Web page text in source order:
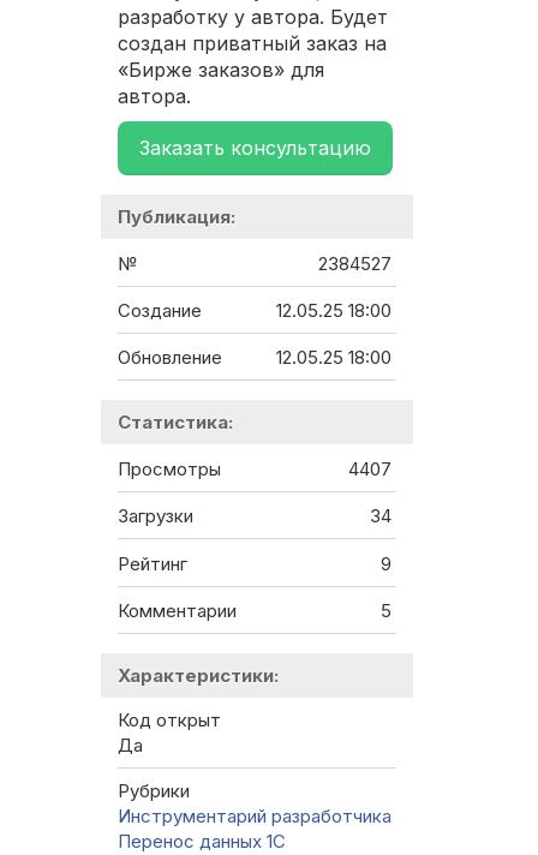
разработку у автора. Будет
создан приватный заказ на
«Бирже заказов» для
автора.
Заказать консультацию
Публикация:
№ 2384527
Создание 12.05.25 18:00
Обновление 12.05.25 18:00
Статистика:
Просмотры 4407
Загрузки 34
Рейтинг 9
Комментарии 5
Характеристики:
Код открыт
Да
Рубрики
Инструментарий разработчика
Перенос данных 1C